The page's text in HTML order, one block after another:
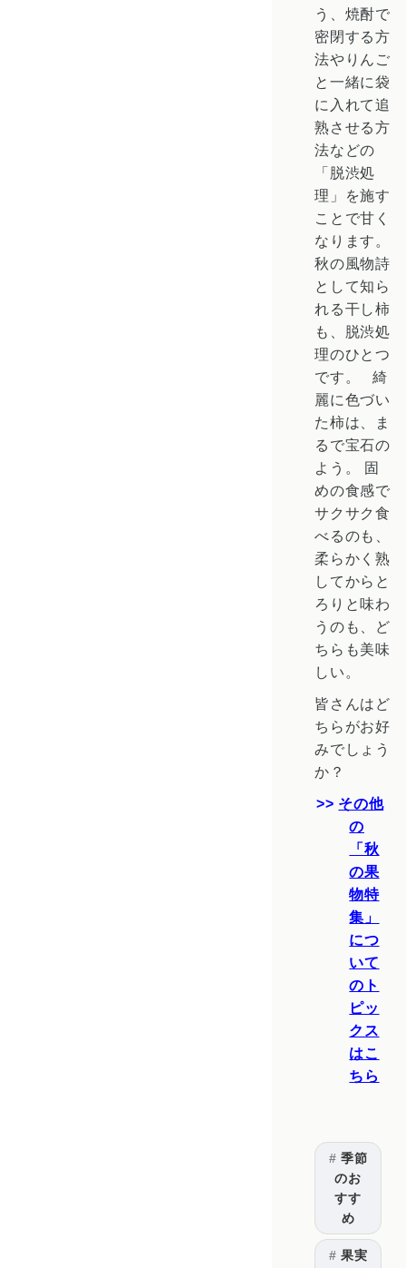
う、焼酎で
密閉する方
法やりんご
と一緒に袋
に入れて追
熟させる方
法などの
「脱渋処
理 」を施す
ことで甘く
なります。
秋の風物詩
として知ら
れる干し柿
も、脱渋処
理のひとつ
です。
綺
麗に色づい
た柿は、ま
るで宝石の
よう。
固
めの食感で
サクサク食
べるのも、
柔らかく熟
してからと
ろりと味わ
うのも、ど
ちらも美味
しい。
皆さんはど
ちらがお好
みでしょう
か？
その他
の
「秋
の果
物特
集」
につ
いて
のト
ピッ
クス
はこ
ちら
季節
のお
すす
め
果実